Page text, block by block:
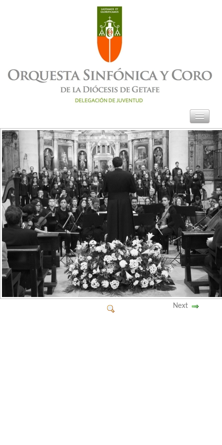
ORQUESTA
CORO
ORATORIO ADVIENTO
GALERÍA
COMISIÓN MÚSICA
SACRA
CONTACTO
ENLACES
INTRANET
Next